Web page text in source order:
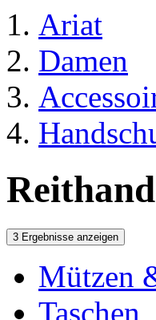
Ariat
Damen
3 Ergebnisse anzeigen
Mützen
Taschen